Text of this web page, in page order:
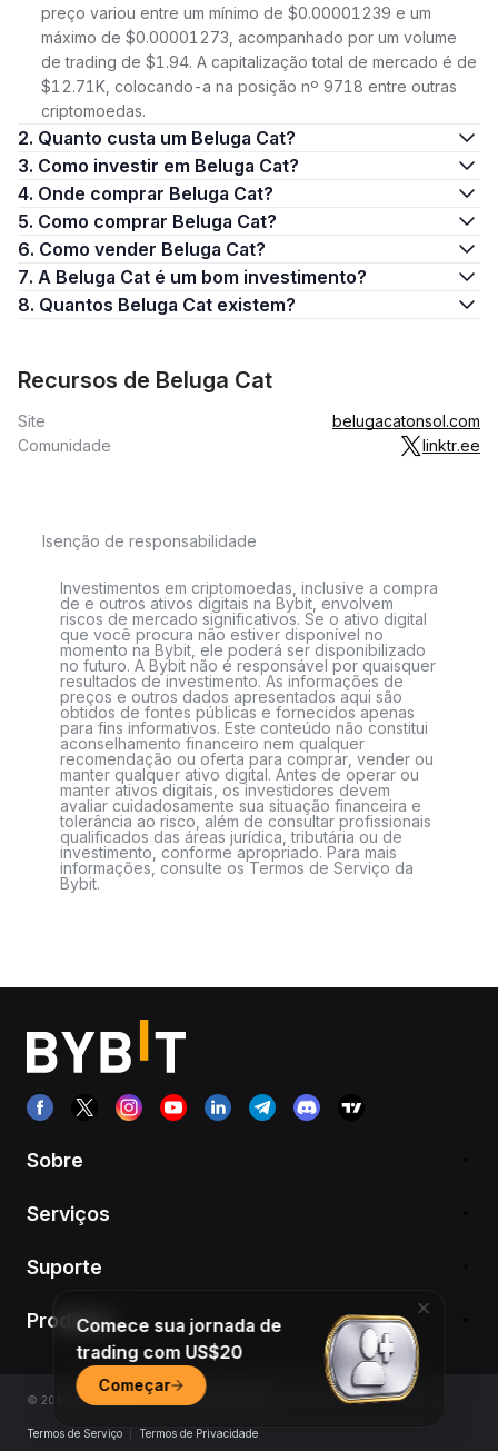
preço variou entre um mínimo de $0.00001239 e um
máximo de $0.00001273, acompanhado por um volume
de trading de $1.94. A capitalização total de mercado é de
$12.71K, colocando-a na posição nº 9718 entre outras
criptomoedas.
2. Quanto custa um Beluga Cat?
3. Como investir em Beluga Cat?
4. Onde comprar Beluga Cat?
5. Como comprar Beluga Cat?
6. Como vender Beluga Cat?
7. A Beluga Cat é um bom investimento?
8. Quantos Beluga Cat existem?
Recursos de Beluga Cat
Site
belugacatonsol.com
Comunidade
linktr.ee
Isenção de responsabilidade
Investimentos em criptomoedas, inclusive a compra
de e outros ativos digitais na Bybit, envolvem
riscos de mercado significativos. Se o ativo digital
que você procura não estiver disponível no
momento na Bybit, ele poderá ser disponibilizado
no futuro. A Bybit não é responsável por quaisquer
resultados de investimento. As informações de
preços e outros dados apresentados aqui são
obtidos de fontes públicas e fornecidos apenas
para fins informativos. Este conteúdo não constitui
aconselhamento financeiro nem qualquer
recomendação ou oferta para comprar, vender ou
manter qualquer ativo digital. Antes de operar ou
manter ativos digitais, os investidores devem
avaliar cuidadosamente sua situação financeira e
tolerância ao risco, além de consultar profissionais
qualificados das áreas jurídica, tributária ou de
investimento, conforme apropriado. Para mais
informações, consulte os Termos de Serviço da
Bybit.
Sobre
Serviços
Suporte
Produtos
© 2018-2026 Bybit.com. All rights reserved.
Termos de Serviço Termos de Privacidade
Comece sua jornada de
trading com US$20
Começar